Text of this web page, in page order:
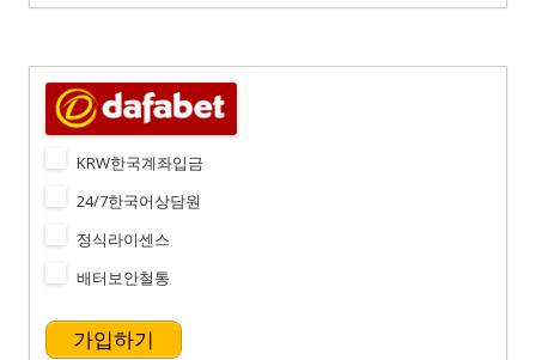
KRW한국계좌입금
24/7한국어상담원
정식라이센스
배터보안철통
가입하기